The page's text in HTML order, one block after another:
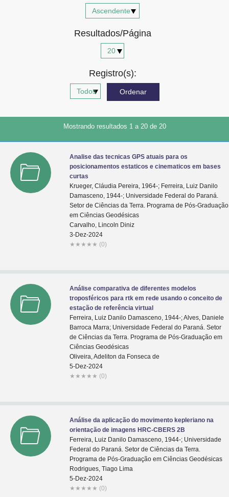
Resultados/Página
Registro(s):
Mostrando resultados 1 a 20 de 20
Analise das tecnicas GPS atuais para os
posicionamentos estaticos e cinematicos em bases
curtas
Krueger, Cláudia Pereira, 1964-; Ferreira, Luiz Danilo
Damasceno, 1944-; Universidade Federal do Paraná.
Setor de Ciências da Terra. Programa de Pós-Graduação
em Ciências Geodésicas
Carvalho, Lincoln Diniz
3-Dez-2024
★ ★ ★ ★ ★ (0)
Análise comparativa de diferentes modelos
troposféricos para rtk em rede usando o conceito de
estação de referência virtual
Ferreira, Luiz Danilo Damasceno, 1944-; Alves, Daniele
Barroca Marra; Universidade Federal do Paraná. Setor
de Ciências da Terra. Programa de Pós-Graduação em
Ciências Geodésicas
Oliveira, Adeliton da Fonseca de
5-Dez-2024
★ ★ ★ ★ ★ (0)
Análise da aplicação do movimento kepleriano na
orientação de imagens HRC-CBERS 2B
Ferreira, Luiz Danilo Damasceno, 1944-; Universidade
Federal do Paraná. Setor de Ciências da Terra.
Programa de Pós-Graduação em Ciências Geodésicas
Rodrigues, Tiago Lima
5-Dez-2024
★ ★ ★ ★ ★ (0)